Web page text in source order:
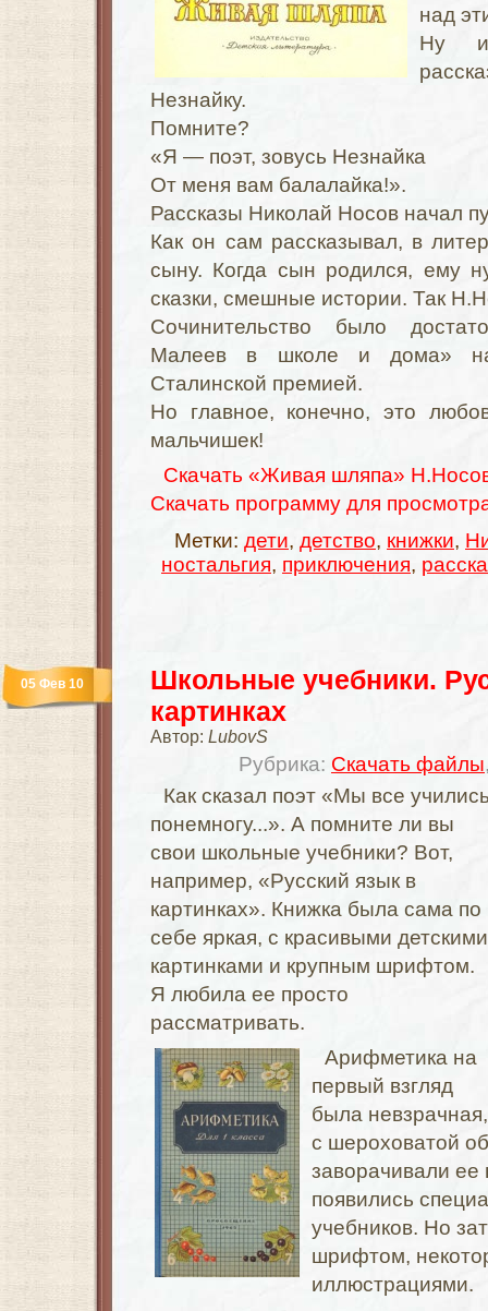
над
Ну и
Незнайку.
Помните?
«Я — поэт, зовусь Незнайка
От меня вам балалайка!».
Рассказы Николай Носов начал
Как он сам рассказывал, в
сыну. Когда сын родился, ему
сказки, смешные истории. Так
Сочинительство было
Малеев в школе и дома»
Сталинской премией.
Но главное, конечно, это
мальчишек!
Скачать «Живая шляпа»
Скачать программу для
Метки: дети, детство, книжки,
ностальгия, приключения,
Школьные учебники.
картинках
Автор: LubovS
Рубрика: Скачать файлы
05 Фев 10
Как сказал поэт «Мы все
понемногу...». А помните ли вы
свои школьные учебники? Вот,
например, «Русский язык в
картинках». Книжка была сама по
себе яркая, с красивыми детскими
картинками и крупным шрифтом.
Я любила ее просто
рассматривать.
Арифметика на
первый взгляд
была невзрачная,
с шероховатой
заворачивали ее
появились
учебников. Но
шрифтом,
иллюстрациями.